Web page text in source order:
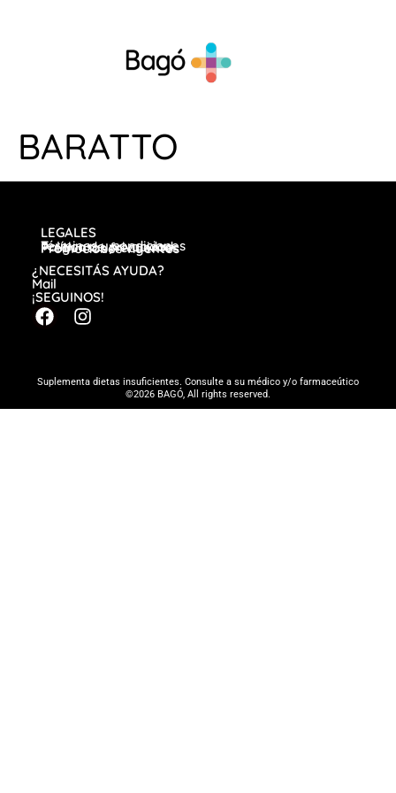
BARATTO
LEGALES
Términos y condiciones
Política de privacidad
Preguntas frecuentes
Promociones vigentes
¿NECESITÁS AYUDA?
Mail
¡SEGUINOS!
Suplementa dietas insuficientes. Consulte a su médico y/o farmaceútico
©2026 BAGÓ, All rights reserved.